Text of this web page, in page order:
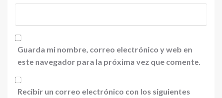
Guarda mi nombre, correo electrónico y web en
este navegador para la próxima vez que comente.
Recibir un correo electrónico con los siguientes